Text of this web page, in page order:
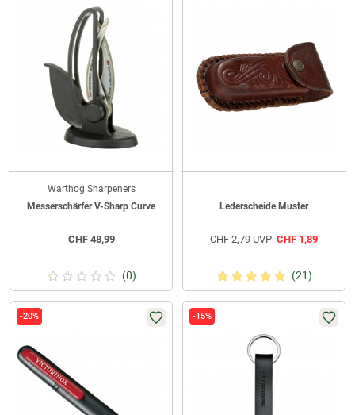
Warthog Sharpeners
Messerschärfer V-Sharp Curve
CHF48,99
(0)
Lederscheide Muster
CHF2,79 UVP CHF 1,89
(21)
-20% -15%